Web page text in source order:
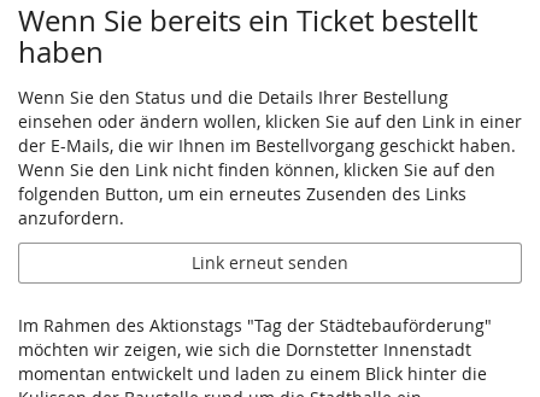
Wenn Sie bereits ein Ticket bestellt
haben
Wenn Sie den Status und die Details Ihrer Bestellung
einsehen oder ändern wollen, klicken Sie auf den Link in einer
der E-Mails, die wir Ihnen im Bestellvorgang geschickt haben.
Wenn Sie den Link nicht finden können, klicken Sie auf den
folgenden Button, um ein erneutes Zusenden des Links
anzufordern.
Link erneut senden
Im Rahmen des Aktionstags "Tag der Städtebauförderung"
möchten wir zeigen, wie sich die Dornstetter Innenstadt
momentan entwickelt und laden zu einem Blick hinter die